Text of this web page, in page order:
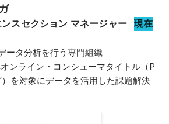
スセクション マネージャー 現在
ータ分析を行う専門組織
ンライン・コンシューマタイトル（P
を対象にデータを活用した課題解決